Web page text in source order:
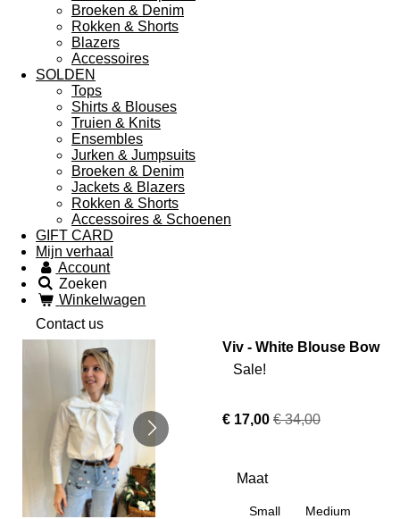
Broeken & Denim
Rokken & Shorts
Blazers
Accessoires
SOLDEN
Tops
Shirts & Blouses
Truien & Knits
Ensembles
Jurken & Jumpsuits
Broeken & Denim
Jackets & Blazers
Rokken & Shorts
Accessoires & Schoenen
GIFT CARD
Mijn verhaal
Account
Zoeken
Winkelwagen
Contact us
Viv - White Blouse Bow
Sale!
€ 17,00 € 34,00
Maat
Small Medium